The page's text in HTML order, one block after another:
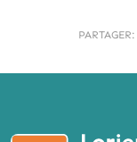
PARTAGER: